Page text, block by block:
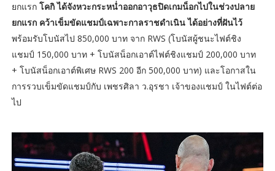
ยกแรก โคกิ ได้จังหวะกระหน่ำออกอาวุธปิดเกมน็อกไปในช่วงปลาย
ยกแรก คว้าเข็มขัดแชมป์เฉพาะกาลราชดำเนิน ได้อย่างที่ฝันไว้
พร้อมรับโบนัสไป 850,000 บาท จาก RWS (โบนัสผู้ชนะไฟต์ชิง
แชมป์ 150,000 บาท + โบนัสน็อกเอาต์ไฟต์ชิงแชมป์ 200,000 บาท
+ โบนัสน็อกเอาต์พิเศษ RWS 200 อีก 500,000 บาท) และโอกาสใน
การรวบเข็มขัดแชมป์กับ เพชรศิลา ว.อุรชา เจ้าของแชมป์ ในไฟต์ต่อ
ไป